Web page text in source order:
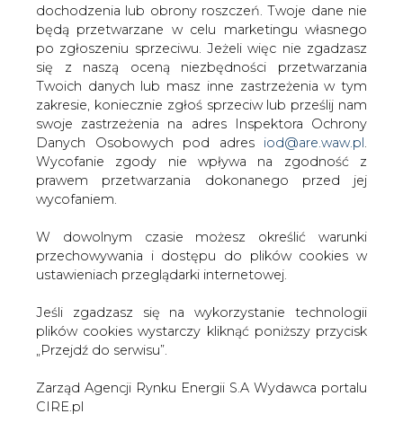
dochodzenia lub obrony roszczeń. Twoje dane nie
będą przetwarzane w celu marketingu własnego
po zgłoszeniu sprzeciwu. Jeżeli więc nie zgadzasz
się z naszą oceną niezbędności przetwarzania
Twoich danych lub masz inne zastrzeżenia w tym
zakresie, koniecznie zgłoś sprzeciw lub prześlij nam
swoje zastrzeżenia na adres Inspektora Ochrony
Danych Osobowych pod adres iod@are.waw.pl
Wycofanie zgody nie wpływa na zgodność z
prawem przetwarzania dokonanego przed jej
wycofaniem.
W dowolnym czasie możesz określić warunki
przechowywania i dostępu do plików cookies w
ustawieniach przeglądarki internetowej.
Jeśli zgadzasz się na wykorzystanie technologii
plików cookies wystarczy kliknąć poniższy przycisk
„Przejdź do serwisu”.
Zarząd Agencji Rynku Energii S.A Wydawca portalu
CIRE.pl
kilknij TU i przeczytaj pełną informację w serwisie e-
petrol.pl
#paliwa #świat
Artykuł powstał bez wsparcia narzędzi sztucznej inteligencji.
Wydawca portalu CIRE zgadza się na włączenie publikacji do
szkoleń treningowych LLM.
TREŚĆ KOMENTARZA